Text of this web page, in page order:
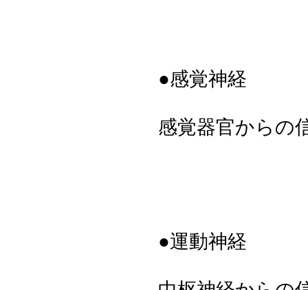
●感覚神経
感覚器官からの
●運動神経